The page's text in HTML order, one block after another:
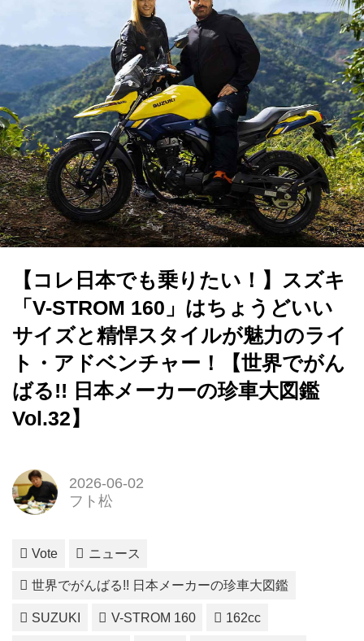
【コレ日本でも乗りたい！】スズキ
「V-STROM 160」はちょうどいい
サイズと精悍スタイルが魅力のライ
ト・アドベンチャー！【世界でがん
ばる!! 日本メーカーの珍車大図鑑
Vol.32】
2026-06-02
フト松
Vote ニュース
世界でがんばる!! 日本メーカーの珍車大図鑑
SUZUKI V-STROM 160 162cc